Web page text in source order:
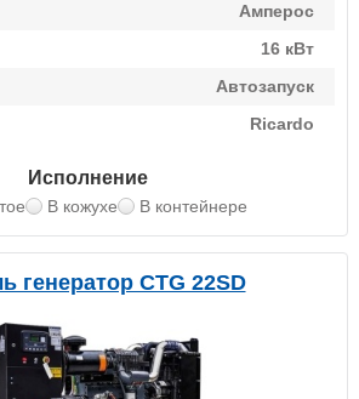
Амперос
16 кВт
Автозапуск
Ricardo
Исполнение
В кожухе В контейнере
генератор CTG 22SD